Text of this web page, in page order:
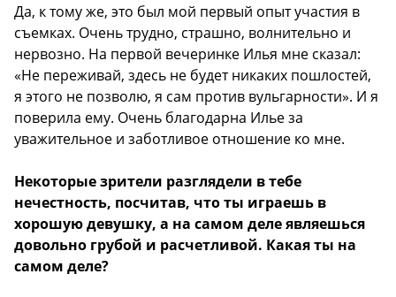
Да, к тому же, это был мой первый опыт участия в
съемках. Очень трудно, страшно, волнительно и
нервозно. На первой вечеринке Илья мне сказал:
«Не переживай, здесь не будет никаких пошлостей,
я этого не позволю, я сам против вульгарности». И я
поверила ему. Очень благодарна Илье за
уважительное и заботливое отношение ко мне.
Некоторые зрители разглядели в тебе
нечестность, посчитав, что ты играешь в
хорошую девушку, а на самом деле являешься
довольно грубой и расчетливой. Какая ты на
самом деле?